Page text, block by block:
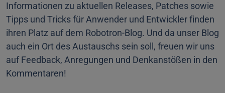
Informationen zu aktuellen Releases, Patches sowie
Tipps und Tricks für Anwender und Entwickler finden
ihren Platz auf dem Robotron-Blog. Und da unser Blog
auch ein Ort des Austauschs sein soll, freuen wir uns
auf Feedback, Anregungen und Denkanstößen in den
Kommentaren!